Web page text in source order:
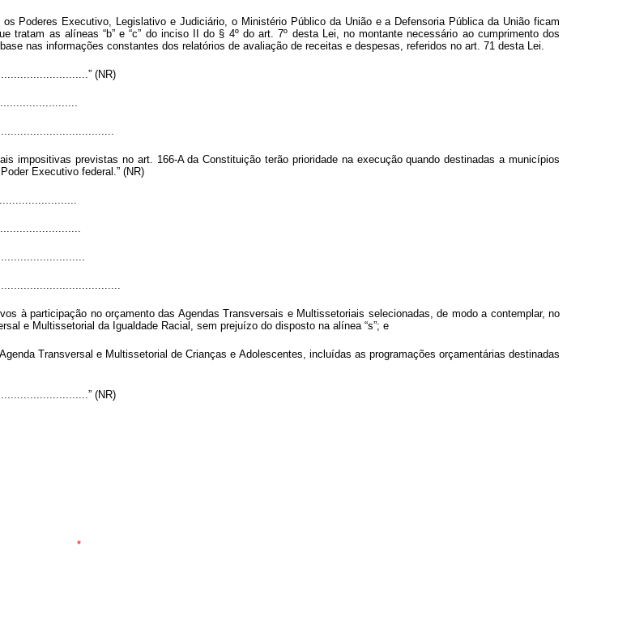
os Poderes Executivo, Legislativo e Judiciário, o Ministério Público da União e a Defensoria Pública da União ficam
tratam as alíneas “b” e “c” do inciso II do § 4º do art. 7º desta Lei, no montante necessário ao cumprimento dos
nas informações constantes dos relatórios de avaliação de receitas e despesas, referidos no art. 71 desta Lei.
(NR)
impositivas previstas no art. 166-A da Constituição terão prioridade na execução quando destinadas a municípios
Executivo federal.” (NR)
à participação no orçamento das Agendas Transversais e Multissetoriais selecionadas, de modo a contemplar, no
e Multissetorial da Igualdade Racial, sem prejuízo do disposto na alínea “s”; e
Transversal e Multissetorial de Crianças e Adolescentes, incluídas as programações orçamentárias destinadas
(NR)
*